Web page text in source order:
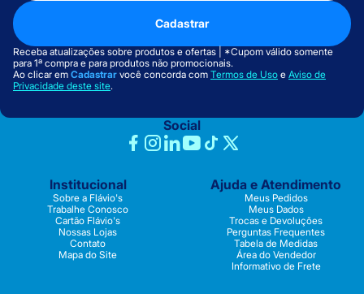
Cadastrar
Receba atualizações sobre produtos e ofertas | *Cupom válido somente
para 1ª compra e para produtos não promocionais.
Ao clicar em Cadastrar você concorda com Termos de Uso e Aviso de
Privacidade deste site.
Social
Institucional
Sobre a Flávio's
Trabalhe Conosco
Cartão Flávio's
Nossas Lojas
Contato
Mapa do Site
Ajuda e Atendimento
Meus Pedidos
Meus Dados
Trocas e Devoluções
Perguntas Frequentes
Tabela de Medidas
Área do Vendedor
Informativo de Frete